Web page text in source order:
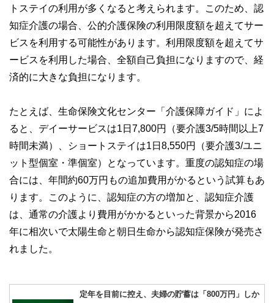
トステイの利用が多くなると考えられます。このため、認
知症介護の場合、公的介護保険の利用限度額を超えてサー
ビスを利用する可能性があります。利用限度額を超えてサ
ービスを利用した場合、全額自己負担になりますので、経
済的に大きな負担になります。
たとえば、生命保険文化センター「介護保障ガイド」によ
ると、デイーサービスは1日7,800円（要介護3/5時間以上7
時間未満）、ショートステイは1日8,550円（要介護3/ユニ
ット型個室・準個室）となっています。重度の認知症の場
合には、年間約60万円もの追加費用がかるという試算もあ
ります。このように、認知症の方の増加と、認知症介護
は、通常の介護より費用がかかるといった背景から2016
年に相次いで太陽生命と朝日生命から認知症保険が発売さ
れました。
定年を目前に控え、夫婦の貯蓄は「800万円」しか